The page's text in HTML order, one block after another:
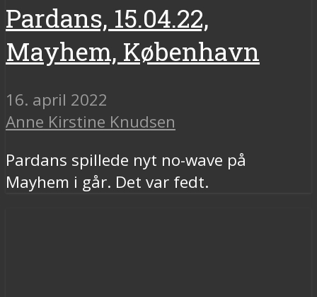
Pardans, 15.04.22,
Mayhem, København
16. april 2022
Anne Kirstine Knudsen
Pardans spillede nyt no-wave på
Mayhem i går. Det var fedt.